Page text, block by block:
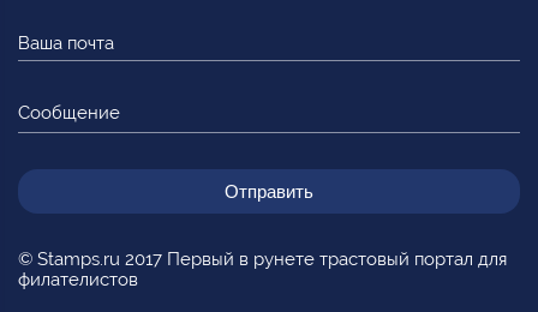
© Stamps.ru 2017 Первый в рунете трастовый портал для
филателистов
почта
Сообщение